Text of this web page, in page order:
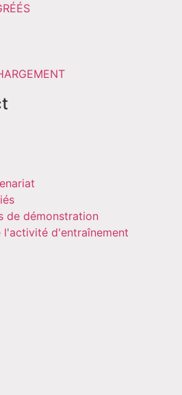
de démonstration
l'activité d'entraînement